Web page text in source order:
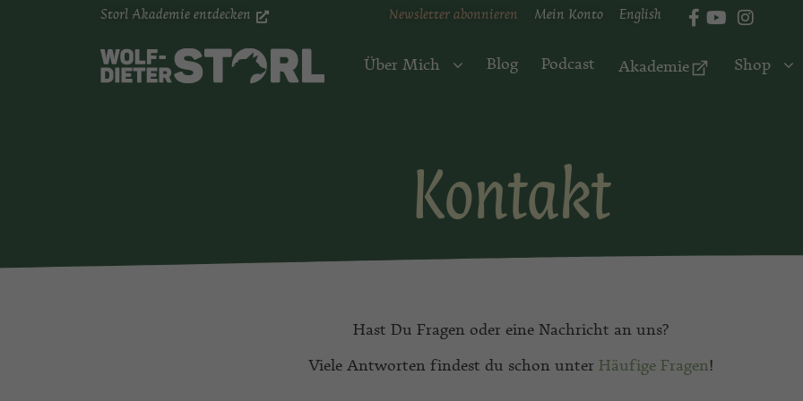
Storl Akademie entdecken Newsletter abonnieren Mein Konto English
Über Mich Blog Podcast Akademie Shop
Kontakt
Hast Du Fragen oder eine Nachricht an uns?
Viele Antworten findest du schon unter Häufige Fragen!